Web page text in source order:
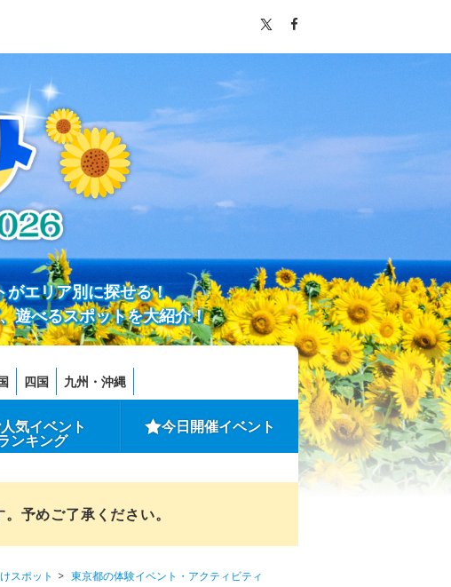
がエリア別に探せる！
遊べるスポットを大紹介！
四国 九州・沖縄
人気イベント
ンキング
今日開催イベント
予めご了承ください。
スポット
東京都の体験イベント・アクティビティ